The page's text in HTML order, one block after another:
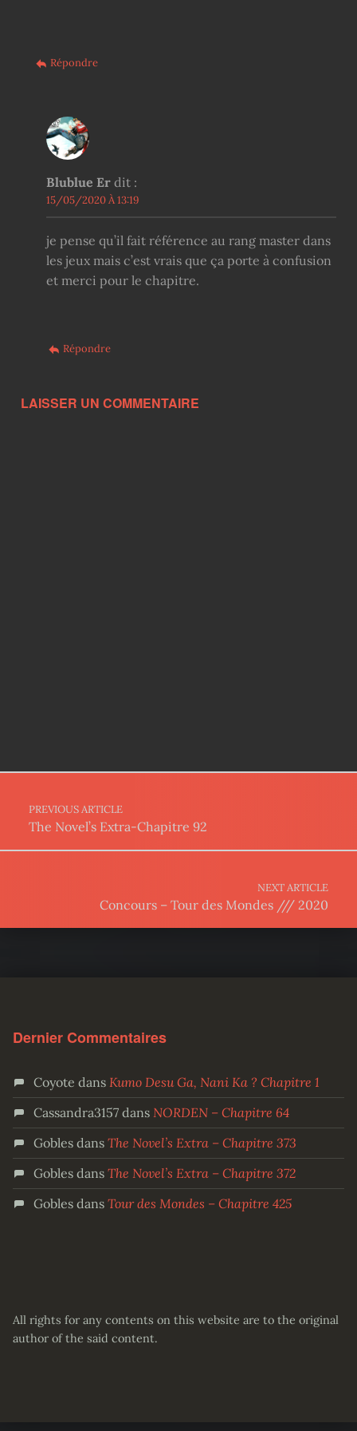
Répondre
Blublue Er dit :
15/05/2020 À 13:19
je pense qu’il fait référence au rang master dans
les jeux mais c’est vrais que ça porte à confusion
et merci pour le chapitre.
Répondre
LAISSER UN COMMENTAIRE
Post navigation
PREVIOUS ARTICLE
The Novel’s Extra-Chapitre 92
NEXT ARTICLE
Concours – Tour des Mondes /// 2020
Dernier Commentaires
Coyote dans Kumo Desu Ga, Nani Ka ? Chapitre 1
Cassandra3157dans NORDEN – Chapitre 64
Goblesdans The Novel’s Extra – Chapitre 373
Goblesdans The Novel’s Extra – Chapitre 372
Goblesdans Tour des Mondes – Chapitre 425
All rights for any contents on this website are to the original
author of the said content.